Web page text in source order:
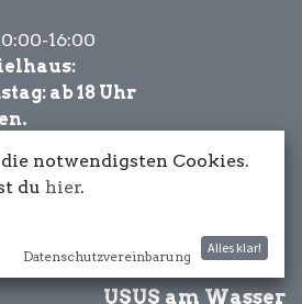
16:00
ab 18 Uhr
USUS am Wasser
notwendigsten Cookies.
du hier.
Datenschutzvereinbarung
Alles klar!